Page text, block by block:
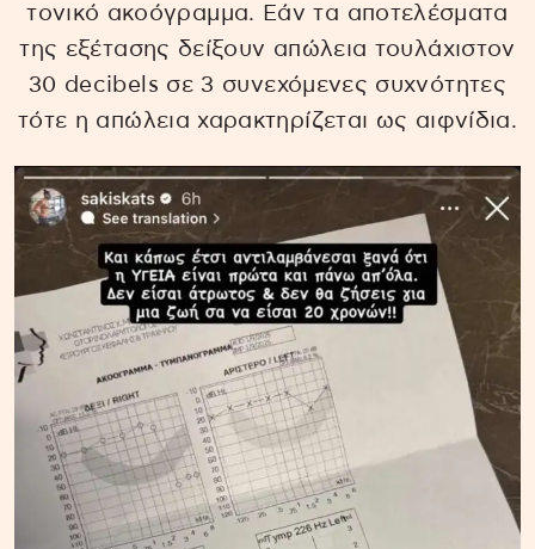
τονικό ακοόγραμμα. Εάν τα αποτελέσματα
της εξέτασης δείξουν απώλεια τουλάχιστον
30 decibels σε 3 συνεχόμενες συχνότητες
τότε η απώλεια χαρακτηρίζεται ως αιφνίδια.